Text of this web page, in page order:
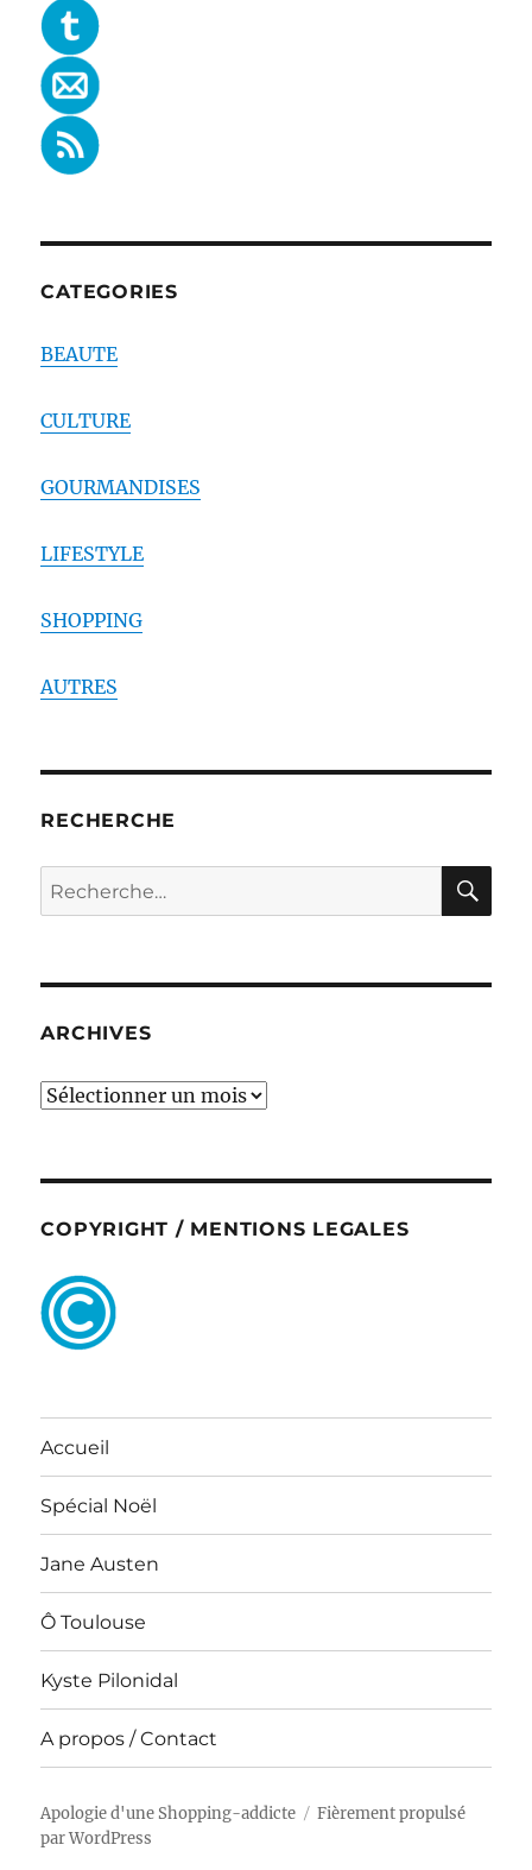
CATEGORIES
BEAUTE
CULTURE
GOURMANDISES
LIFESTYLE
SHOPPING
AUTRES
RECHERCHE
Recherche
pour :
ARCHIVES
ARCHIVES
COPYRIGHT / MENTIONS LEGALES
Accueil
Spécial Noël
Jane Austen
Ô Toulouse
Kyste Pilonidal
A propos / Contact
Apologie d'une Shopping-addicte
Fièrement propulsé
par WordPress